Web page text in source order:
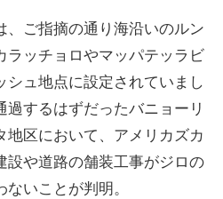
、ご指摘の通り海沿いのルン
ラッチョロやマッパテッラビ
シュ地点に設定されていまし
過するはずだったバニョーリ
地区において、アメリカズカ
設や道路の舗装工事がジロの
いことが判明。